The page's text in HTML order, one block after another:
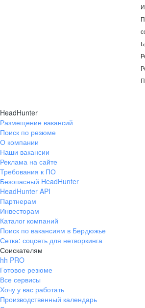
HeadHunter
Размещение вакансий
Поиск по резюме
О компании
Наши вакансии
Реклама на сайте
Требования к ПО
Безопасный HeadHunter
HeadHunter API
Партнерам
Инвесторам
Каталог компаний
Поиск по вакансиям в Бердюжье
Сетка: соцсеть для нетворкинга
Соискателям
hh PRO
Готовое резюме
Все сервисы
Хочу у вас работать
Производственный календарь